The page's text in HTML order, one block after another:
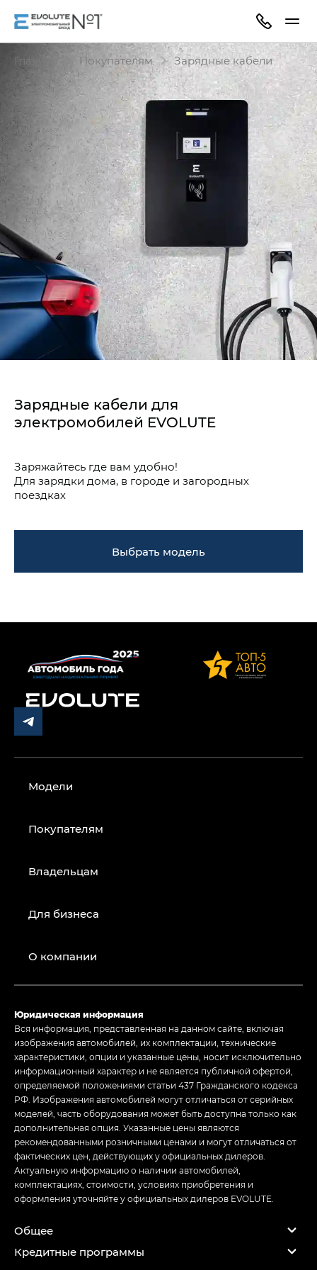
Главная Покупателям Зарядные кабели
Зарядные кабели для
электромобилей EVOLUTE
Заряжайтесь где вам удобно!
Для зарядки дома, в городе и загородных
поездках
Выбрать модель
Модели
Покупателям
Владельцам
Для бизнеса
О компании
Юридическая информация
Вся информация, представленная на данном сайте, включая
изображения автомобилей, их комплектации, технические
характеристики, опции и указанные цены, носит исключительно
информационный характер и не является публичной офертой,
определяемой положениями статьи 437 Гражданского кодекса
РФ. Изображения автомобилей могут отличаться от серийных
моделей, часть оборудования может быть доступна только как
дополнительная опция. Указанные цены являются
рекомендованными розничными ценами и могут отличаться от
фактических цен, действующих у официальных дилеров.
Актуальную информацию о наличии автомобилей,
комплектациях, стоимости, условиях приобретения и
оформления уточняйте у официальных дилеров EVOLUTE.
Общее
Кредитные программы